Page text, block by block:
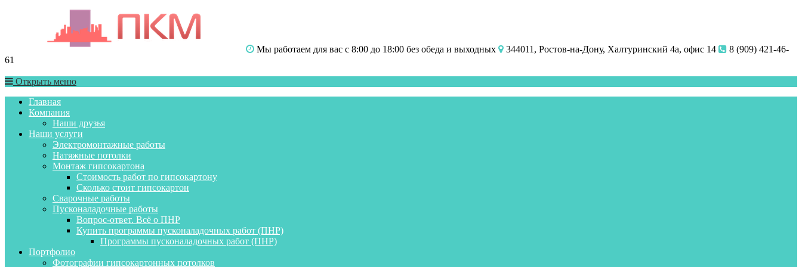
Мы работаем для вас с 8:00 до 18:00 без обеда и выходных 344011, Ростов-на-Дону, Халтуринский 4а, офис 14
8 (909) 421-46-
61
Открыть меню
Главная
Компания
Наши друзья
Наши услуги
Электромонтажные работы
Натяжные потолки
Монтаж гипсокартона
Стоимость работ по гипсокартону
Сколько стоит гипсокартон
Сварочные работы
Пусконаладочные работы
Вопрос-ответ. Всё о ПНР
Купить программы пусконаладочных работ (ПНР)
Программы пусконаладочных работ (ПНР)
Портфолио
Фотографии гипсокартонных потолков